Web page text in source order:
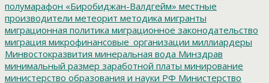
полумарафон «Биробиджан-Валдгейм» местные
производители метеорит методика мигранты
миграционная политика миграционное законодательство
миграция микрофинансовые_организации миллиардеры
Минвостокразвития минеральная вода Минздрав
минимальный размер заработной платы минирование
министерство образования и науки РФ Министерство